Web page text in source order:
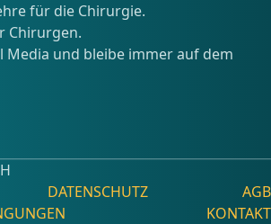
für die Chirurgie.
Chirurgen.
Media und bleibe immer auf dem
DATENSCHUTZ
AGB
KONTAKT